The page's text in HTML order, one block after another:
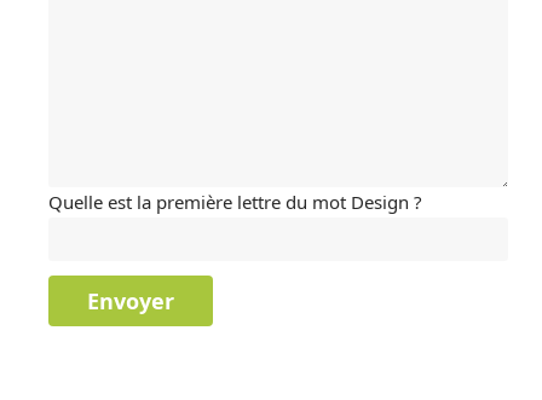
Quelle est la première lettre du mot Design ?